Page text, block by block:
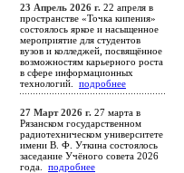
23 Апрель 2026 г. 22 апреля в
пространстве «Точка кипения»
состоялось яркое и насыщенное
мероприятие для студентов
вузов и колледжей, посвящённое
возможностям карьерного роста
в сфере информационных
технологий. подробнее
27 Март 2026 г. 27 марта в
Рязанском государственном
радиотехническом университете
имени В. Ф. Уткина состоялось
заседание Учёного совета 2026
года. подробнее